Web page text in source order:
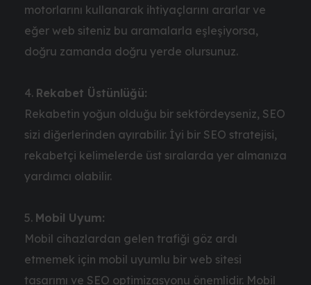
motorlarını kullanarak ihtiyaçlarını ararlar ve
eğer web siteniz bu aramalarla eşleşiyorsa,
doğru zamanda doğru yerde olursunuz.
Rekabet Üstünlüğü:
Rekabetin yoğun olduğu bir sektördeyseniz, SEO
sizi diğerlerinden ayırabilir. İyi bir SEO stratejisi,
rekabetçi kelimelerde üst sıralarda yer almanıza
yardımcı olabilir.
Mobil Uyum:
Mobil cihazlardan gelen trafiği göz ardı
etmemek için mobil uyumlu bir web sitesi
tasarımı ve SEO optimizasyonu önemlidir. Mobil